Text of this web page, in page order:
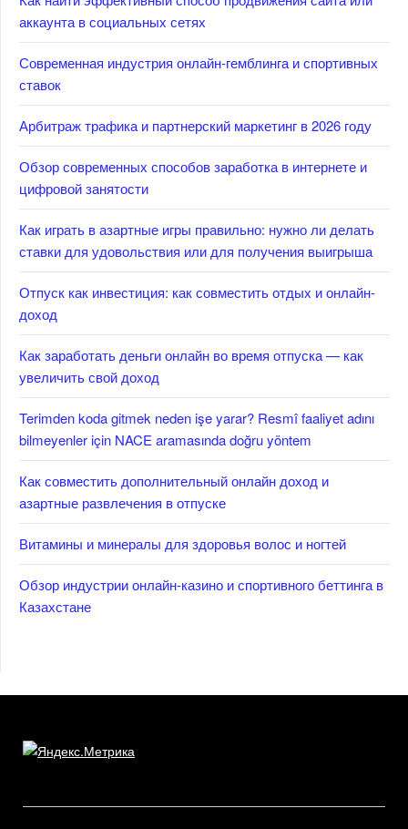
аккаунта в социальных сетях
Современная индустрия онлайн-гемблинга и спортивных
ставок
Арбитраж трафика и партнерский маркетинг в 2026 году
Обзор современных способов заработка в интернете и
цифровой занятости
Как играть в азартные игры правильно: нужно ли делать
ставки для удовольствия или для получения выигрыша
Отпуск как инвестиция: как совместить отдых и онлайн-
доход
Как заработать деньги онлайн во время отпуска — как
увеличить свой доход
Terimden koda gitmek neden işe yarar? Resmî faaliyet adını
bilmeyenler için NACE aramasında doğru yöntem
Как совместить дополнительный онлайн доход и
азартные развлечения в отпуске
Витамины и минералы для здоровья волос и ногтей
Обзор индустрии онлайн-казино и спортивного беттинга в
Казахстане